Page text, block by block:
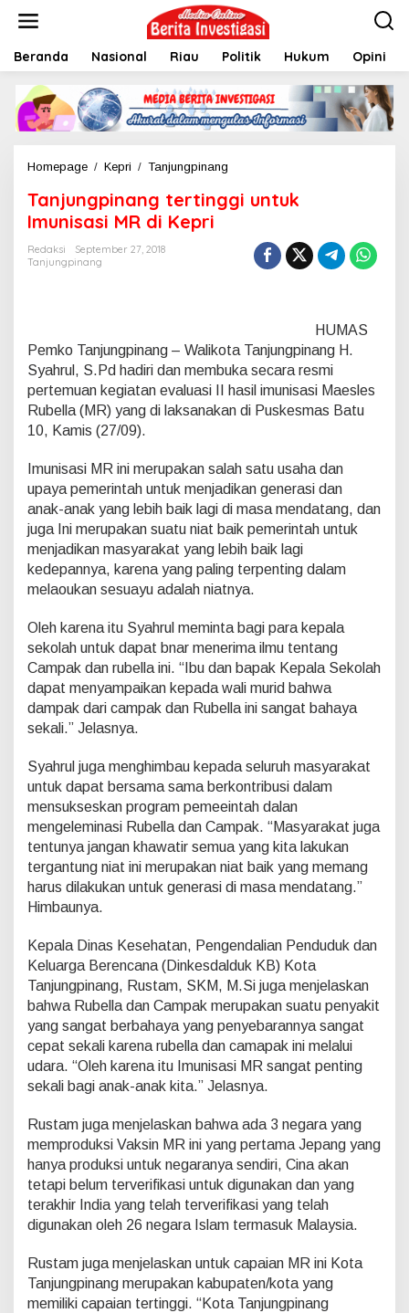
t
Beranda Nasional Riau Politik Hukum Opini
Homepage / Kepri / Tanjungpinang
n
n
g
e
r
n
g
i
u
n
u
k
m
u
i
s
a
M
R
d
i
K
e
r
i
Tanjungpinang tertinggi untuk
Imunisasi MR di Kepri
Redaksi
September 27, 2018
Tanjungpinang
HUMAS
Pemko Tanjungpinang – Walikota Tanjungpinang H.
Syahrul, S.Pd hadiri dan membuka secara resmi
pertemuan kegiatan evaluasi II hasil imunisasi Maesles
Rubella (MR) yang di laksanakan di Puskesmas Batu
10, Kamis (27/09).
Imunisasi MR ini merupakan salah satu usaha dan
upaya pemerintah untuk menjadikan generasi dan
anak-anak yang lebih baik lagi di masa mendatang, dan
juga Ini merupakan suatu niat baik pemerintah untuk
menjadikan masyarakat yang lebih baik lagi
kedepannya, karena yang paling terpenting dalam
melaoukan sesuayu adalah niatnya.
Oleh karena itu Syahrul meminta bagi para kepala
sekolah untuk dapat bnar menerima ilmu tentang
Campak dan rubella ini. “Ibu dan bapak Kepala Sekolah
dapat menyampaikan kepada wali murid bahwa
dampak dari campak dan Rubella ini sangat bahaya
sekali.” Jelasnya.
Syahrul juga menghimbau kepada seluruh masyarakat
untuk dapat bersama sama berkontribusi dalam
mensukseskan program pemeeintah dalan
mengeleminasi Rubella dan Campak. “Masyarakat juga
tentunya jangan khawatir semua yang kita lakukan
tergantung niat ini merupakan niat baik yang memang
harus dilakukan untuk generasi di masa mendatang.”
Himbaunya.
Kepala Dinas Kesehatan, Pengendalian Penduduk dan
Keluarga Berencana (Dinkesdalduk KB) Kota
Tanjungpinang, Rustam, SKM, M.Si juga menjelaskan
bahwa Rubella dan Campak merupakan suatu penyakit
yang sangat berbahaya yang penyebarannya sangat
cepat sekali karena rubella dan camapak ini melalui
udara. “Oleh karena itu Imunisasi MR sangat penting
sekali bagi anak-anak kita.” Jelasnya.
Rustam juga menjelaskan bahwa ada 3 negara yang
memproduksi Vaksin MR ini yang pertama Jepang yang
hanya produksi untuk negaranya sendiri, Cina akan
tetapi belum terverifikasi untuk digunakan dan yang
terakhir India yang telah terverifikasi yang telah
digunakan oleh 26 negara Islam termasuk Malaysia.
Rustam juga menjelaskan untuk capaian MR ini Kota
Tanjungpinang merupakan kabupaten/kota yang
memiliki capaian tertinggi. “Kota Tanjungpinang